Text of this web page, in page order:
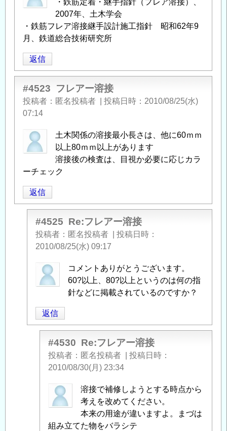
・鉄筋定着・継手指針（フレア溶接）、
2007年、土木学会
・鉄筋フレア溶接継手設計施工指針 昭和62年9
月、鉄道総合技術研究所
返信
#4523 フレアー溶接
投稿者 匿名投稿者 投稿日時
2010/08/25(水)
07:14
土木関係の溶接最小長さは、他に60ｍｍ
以上80ｍｍ以上があります
溶接後の検査は、目視か必要に応じカラ
ーチェック
返信
#4525 Re:フレアー溶接
投稿者 匿名投稿者
投稿日時
2010/08/25(水) 09:17
匿
名
者
に
フ
」
コメントありがとうございます。
60?以上、80?以上というのは何の指
針などに掲載されているのですか？
返信
#4530 Re:フレアー溶接
投稿者 匿名投稿者
投稿日時
2010/08/30(月) 23:34
匿
名
稿
溶接で補修しようとする時点から
考えを改めてください。
本来の用途が違いますよ。まづは
組み立てた物をバラシテ